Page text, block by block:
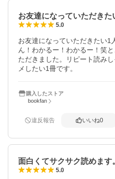
お友達になっていただき
5.0
お友達になっていただきたい1
ん！わかるー！わかるー！笑
ただきました。リピート読み
メしたい1冊です。
購入したストア
bookfan
違反報告 いいね0
面白くてサクサク読めま
5.0